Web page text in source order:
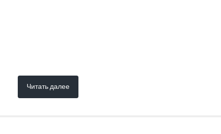
Читать далее